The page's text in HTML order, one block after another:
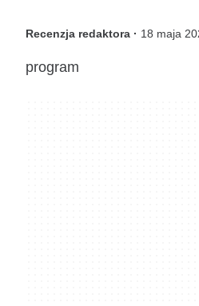
Recenzja redaktora · 18 maja
program